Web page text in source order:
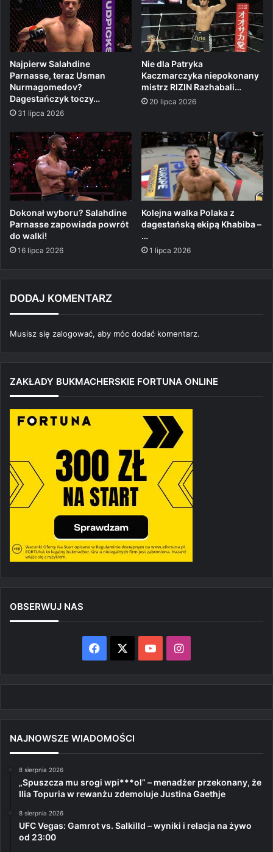
Najpierw Salahdine
Parnasse, teraz Usman
Nurmagomedov?
Dagestańczyk toczy…
31 lipca 2026
Nie dla Patryka
Kaczmarczyka niepokonany
mistrz RIZIN Razhabali…
20 lipca 2026
Dokonał wyboru? Salahdine
Parnasse zapowiada powrót
do walki!
16 lipca 2026
Kolejna walka Polaka z
dagestańską ekipą Khabiba –
…
1 lipca 2026
DODAJ KOMENTARZ
Musisz się zalogować, aby móc dodać komentarz.
ZAKŁADY BUKMACHERSKIE FORTUNA ONLINE
OBSERWUJ NAS
Facebook YouTubeInstagram
NAJNOWSZE WIADOMOŚCI
8 sierpnia 2026
„Spuszcza mu srogi wpi***ol” – menadżer przekonany, że
Ilia Topuria w rewanżu zdemoluje Justina Gaethje
8 sierpnia 2026
UFC Vegas: Gamrot vs. Salkilld – wyniki i relacja na żywo
od 23:00